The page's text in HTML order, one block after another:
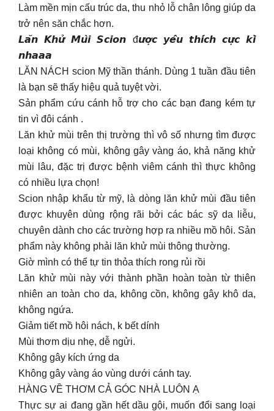
Làm mền mịn cấu trúc da, thu nhỏ lỗ chân lông giúp da
trở nên săn chắc hơn.
𝙇𝙖̆𝙣 𝙆𝙝𝙪̛̉ 𝙈𝙪̀𝙞 𝙎𝙘𝙞𝙤𝙣 đ𝙪̛𝙤̛̣𝙘 𝙮𝙚̂𝙪 𝙩𝙝𝙞́𝙘𝙝 𝙘𝙪̛̣𝙘 𝙠𝙞̀
𝙣𝙝𝙖𝙖𝙖
LĂN NÁCH scion Mỹ thần thánh. Dùng 1 tuần đầu tiên
là bạn sẽ thấy hiệu quả tuyệt vời.
Sản phẩm cứu cánh hỗ trợ cho các bạn đang kém tự
tin vì đôi cánh .
Lăn khử mùi trên thị trường thì vô số nhưng tìm được
loại không có mùi, không gây vàng áo, khả năng khử
mùi lâu, đặc trị được bệnh viêm cánh thì thực không
có nhiều lựa chọn!
Scion nhập khẩu từ mỹ, là dòng lăn khử mùi đầu tiên
được khuyên dùng rộng rãi bởi các bác sỹ da liễu,
chuyên dành cho các trường hợp ra nhiều mồ hôi. Sản
phẩm này không phải lăn khử mùi thông thường.
Giờ mình có thể tự tin thỏa thích rong rủi rồi
Lăn khử mùi này với thành phần hoàn toàn từ thiên
nhiên an toàn cho da, không cồn, không gây khô da,
không ngứa.
Giảm tiết mồ hôi nách, k bết dính
Mùi thơm dịu nhẹ, dễ ngửi.
Không gây kích ứng da
Không gây vàng áo vùng dưới cánh tay.
HÀNG VỀ THƠM CẢ GÓC NHÀ LUÔN Ạ
Thực sự ai đang gần hết dầu gội, muốn đổi sang loại